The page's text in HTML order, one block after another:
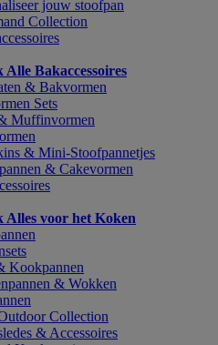
jouw stoofpan
Collection
Alle Bakaccessoires
& Bakvormen
Sets
Muffinvormen
& Mini-Stoofpannetjes
& Cakevormen
Alles voor het Koken
Kookpannen
& Wokken
Collection
& Accessoires